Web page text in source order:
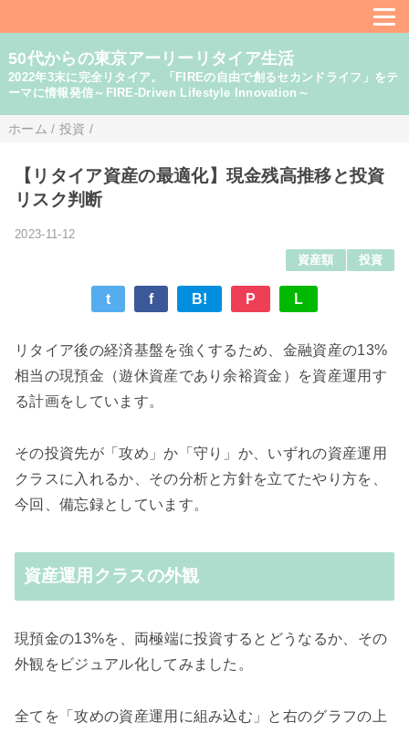
50代からの東京アーリーリタイア生活
2022年3末に完全リタイア。「FIREの自由で創るセカンドライフ」をテ
ーマに情報発信～FIRE-Driven Lifestyle Innovation～
ホーム / 投資 /
【リタイア資産の最適化】現金残高推移と投資
リスク判断
2023-11-12
資産額
投資
t f B! P L
リタイア後の経済基盤を強くするため、金融資産の13%
相当の現預金（遊休資産であり余裕資金）を資産運用す
る計画をしています。
その投資先が「攻め」か「守り」か、いずれの資産運用
クラスに入れるか、その分析と方針を立てたやり方を、
今回、備忘録としています。
資産運用クラスの外観
現預金の13%を、両極端に投資するとどうなるか、その
外観をビジュアル化してみました。
全てを「攻めの資産運用に組み込む」と右のグラフの上